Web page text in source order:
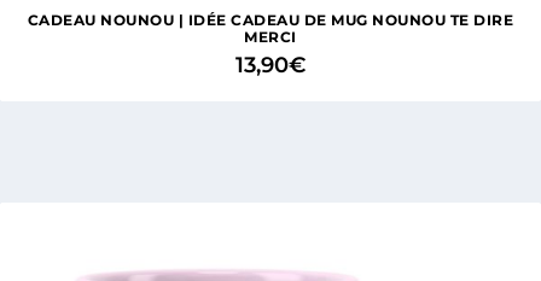
CADEAU NOUNOU | IDÉE CADEAU DE MUG NOUNOU TE DIRE
MERCI
13,90€